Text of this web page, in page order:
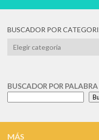
BUSCADOR POR
BUSCADOR
BUSCADOR POR
MÁS